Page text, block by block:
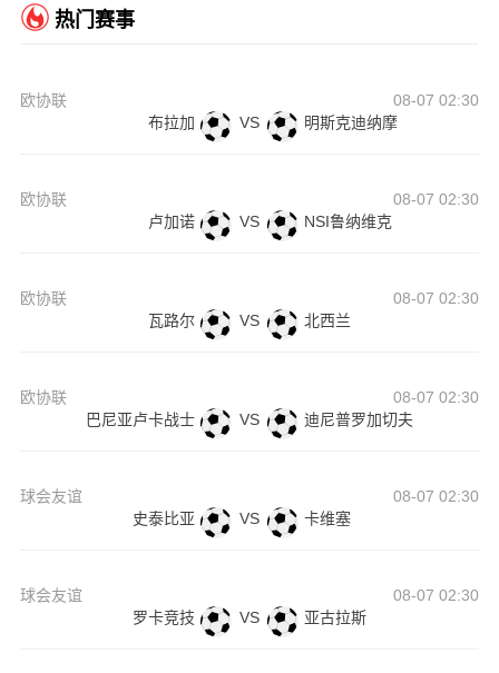
热门赛事
欧协联
08-07 02:30
布拉加
VS 明斯克迪纳摩
欧协联
08-07 02:30
卢加诺
VS NSI鲁纳维克
欧协联
08-07 02:30
瓦路尔
VS 北西兰
欧协联
08-07 02:30
巴尼亚卢卡战士
VS 迪尼普罗加切夫
球会友谊
08-07 02:30
史泰比亚
VS 卡维塞
球会友谊
08-07 02:30
罗卡竞技
VS 亚古拉斯